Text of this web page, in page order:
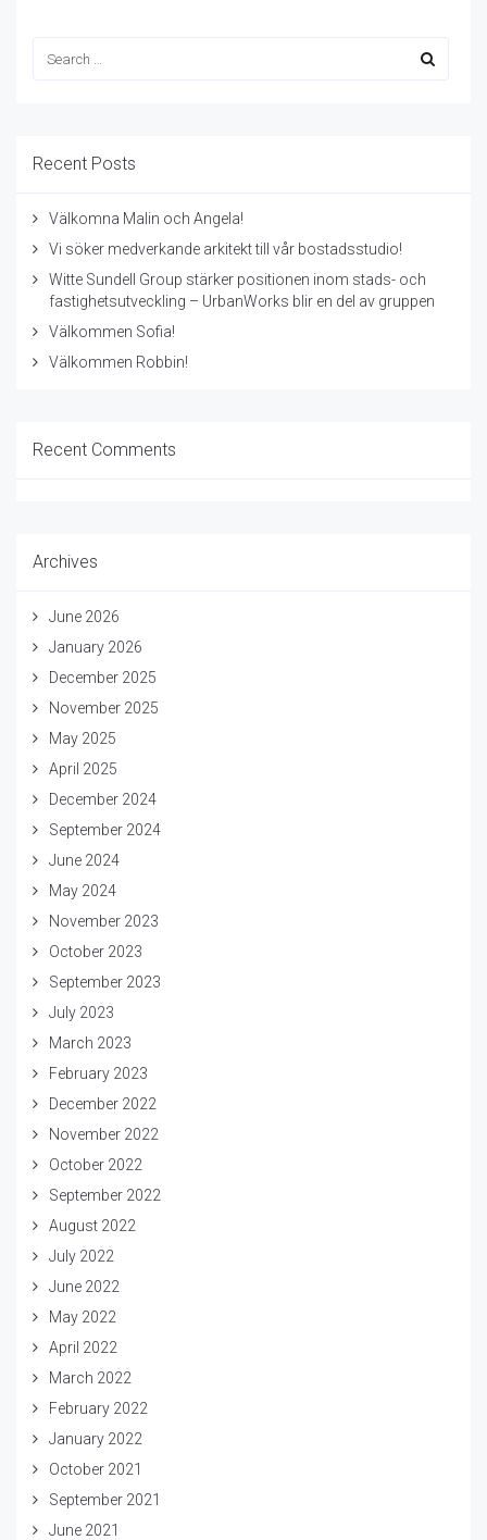
Recent Posts
Välkomna Malin och Angela!
Vi söker medverkande arkitekt till vår bostadsstudio!
Witte Sundell Group stärker positionen inom stads- och
fastighetsutveckling – UrbanWorks blir en del av gruppen
Välkommen Sofia!
Välkommen Robbin!
Recent Comments
Archives
June 2026
January 2026
December 2025
November 2025
May 2025
April 2025
December 2024
September 2024
June 2024
May 2024
November 2023
October 2023
September 2023
July 2023
March 2023
February 2023
December 2022
November 2022
October 2022
September 2022
August 2022
July 2022
June 2022
May 2022
April 2022
March 2022
February 2022
January 2022
October 2021
September 2021
June 2021